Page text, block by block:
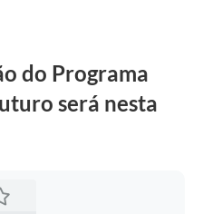
do Programa
será nesta